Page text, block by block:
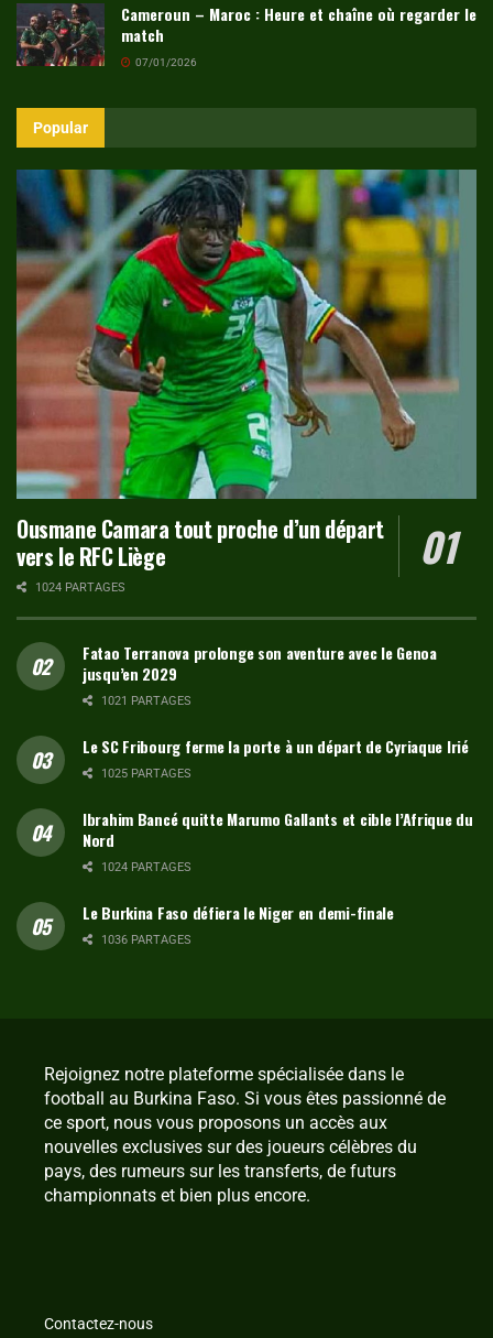
Cameroun – Maroc : Heure et chaîne où regarder le
match
07/01/2026
Popular
Ousmane Camara tout proche d’un départ
vers le RFC Liège
1024 PARTAGES
Fatao Terranova prolonge son aventure avec le Genoa
jusqu’en 2029
1021 PARTAGES
Le SC Fribourg ferme la porte à un départ de Cyriaque Irié
1025 PARTAGES
Ibrahim Bancé quitte Marumo Gallants et cible l’Afrique du
Nord
1024 PARTAGES
Le Burkina Faso défiera le Niger en demi-finale
1036 PARTAGES
Rejoignez notre plateforme spécialisée dans le
football au Burkina Faso. Si vous êtes passionné de
ce sport, nous vous proposons un accès aux
nouvelles exclusives sur des joueurs célèbres du
pays, des rumeurs sur les transferts, de futurs
championnats et bien plus encore.
Contactez-nous